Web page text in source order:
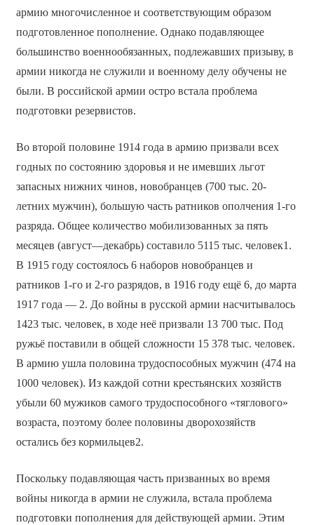
армию многочисленное и соответствующим образом
подготовленное пополнение. Однако подавляющее
большинство военнообязанных, подлежавших призыву, в
армии никогда не служили и военному делу обучены не
были. В российской армии остро встала проблема
подготовки резервистов.
Во второй половине 1914 года в армию призвали всех
годных по состоянию здоровья и не имевших льгот
запасных нижних чинов, новобранцев (700 тыс. 20-
летних мужчин), большую часть ратников ополчения 1-го
разряда. Общее количество мобилизованных за пять
месяцев (август—декабрь) составило 5115 тыс. человек1.
В 1915 году состоялось 6 наборов новобранцев и
ратников 1-го и 2-го разрядов, в 1916 году ещё 6, до марта
1917 года — 2. До войны в русской армии насчитывалось
1423 тыс. человек, в ходе неё призвали 13 700 тыс. Под
ружьё поставили в общей сложности 15 378 тыс. человек.
В армию ушла половина трудоспособных мужчин (474 на
1000 человек). Из каждой сотни крестьянских хозяйств
убыли 60 мужиков самого трудоспособного «тяглового»
возраста, поэтому более половины дворохозяйств
остались без кормильцев2.
Поскольку подавляющая часть призванных во время
войны никогда в армии не служила, встала проблема
подготовки пополнения для действующей армии. Этим